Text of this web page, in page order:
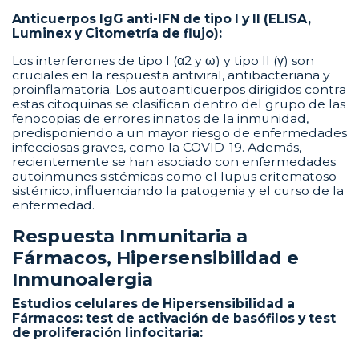
Anticuerpos IgG anti-IFN de tipo I y II (ELISA,
Luminex y Citometría de flujo):
Los interferones de tipo I (α2 y ω) y tipo II (γ) son
cruciales en la respuesta antiviral, antibacteriana y
proinflamatoria. Los autoanticuerpos dirigidos contra
estas citoquinas se clasifican dentro del grupo de las
fenocopias de errores innatos de la inmunidad,
predisponiendo a un mayor riesgo de enfermedades
infecciosas graves, como la COVID-19. Además,
recientemente se han asociado con enfermedades
autoinmunes sistémicas como el lupus eritematoso
sistémico, influenciando la patogenia y el curso de la
enfermedad.
Respuesta Inmunitaria a
Fármacos, Hipersensibilidad e
Inmunoalergia
Estudios celulares de Hipersensibilidad a
Fármacos: test de activación de basófilos y test
de proliferación linfocitaria: